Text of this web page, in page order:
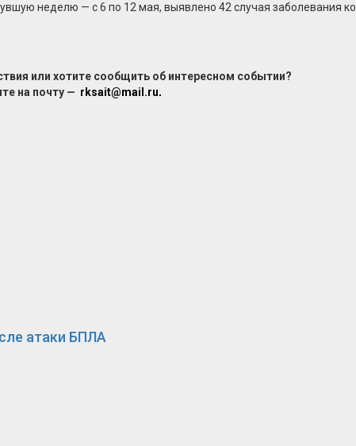
неделю — с 6 по 12 мая, выявлено 42 случая заболевания
или хотите сообщить об интересном событии?
на почту — rksait@mail.ru.
атаки БПЛА